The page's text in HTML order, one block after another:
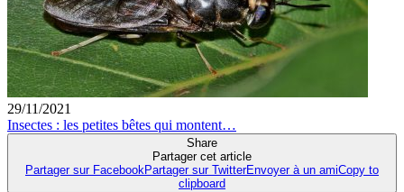
29/11/2021
Insectes : les petites bêtes qui montent…
Share
Partager cet article
Partager sur FacebookPartager sur TwitterEnvoyer à un amiCopy to
clipboard